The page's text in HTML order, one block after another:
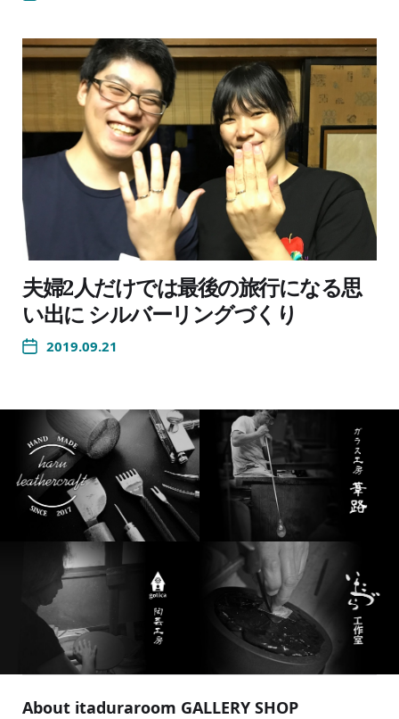
夫婦2人だけでは最後の旅行になる思
い出に シルバーリングづくり
2019.09.21
About itaduraroom GALLERY SHOP